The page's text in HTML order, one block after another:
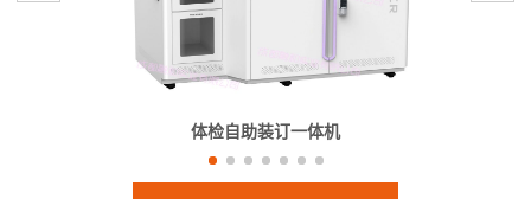
体检自助装订一体机